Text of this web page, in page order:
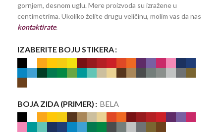
gornjem, desnom uglu. Mere proizvoda su izražene u
centimetrima. Ukoliko želite drugu veličinu, molim vas da nas
kontaktirate.
IZABERITE BOJU STIKERA
BOJA ZIDA (PRIMER) BELA